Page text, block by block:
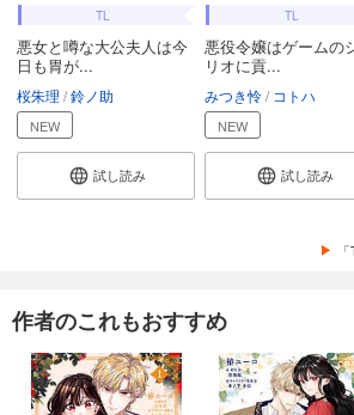
TL
悪女と噂な大公夫人は今
日も胃が...
桜朱理 鈴ノ助
NEW
試し読み
TL
悪役令嬢はゲームの
リオに貢...
みつき怜 コトハ
NEW
試し読み
作者のこれもおすすめ